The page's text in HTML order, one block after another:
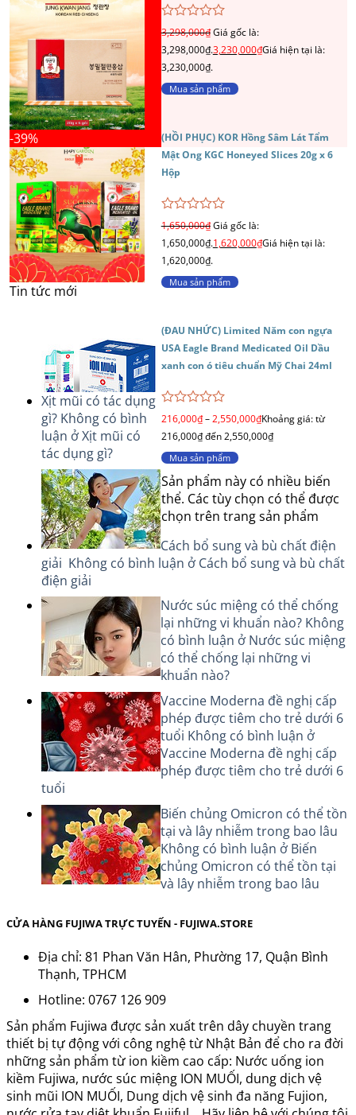
Được
xếp
hạng
0
5
sao
3,298,000₫Giá gốc là:
3,298,000₫.3,230,000₫Giá hiện tại là:
3,230,000₫.
Mua sản phẩm
(HỒI PHỤC) KOR Hồng Sâm Lát Tẩm
Mật Ong KGC Honeyed Slices 20g x 6
Hộp
Được
xếp
hạng
0
sao
1,650,000₫Giá gốc là:
1,650,000₫.1,620,000₫Giá hiện tại là:
1,620,000₫.
Mua sản phẩm
-39%
(ĐAU NHỨC) Limited Năm con ngựa
USA Eagle Brand Medicated Oil Dầu
xanh con ó tiêu chuẩn Mỹ Chai 24ml
Được
xếp
hạng
0
5
sao
216,000₫–2,550,000₫Khoảng giá: từ
216,000₫ đến 2,550,000₫
Mua sản phẩm
Sản phẩm này có nhiều biến
thể. Các tùy chọn có thể được
chọn trên trang sản phẩm
Tin tức mới
Xịt mũi có tác dụng
gì? Không có bình
luận ở Xịt mũi có
tác dụng gì?
Cách bổ sung và bù chất điện
giải Không có bình luận ở Cách bổ sung và bù chất
điện giải
Nước súc miệng có thể chống
lại những vi khuẩn nào? Không
có bình luận ở Nước súc miệng
có thể chống lại những vi
khuẩn nào?
Vaccine Moderna đề nghị cấp
phép được tiêm cho trẻ dưới 6
tuổi Không có bình luận ở
Vaccine Moderna đề nghị cấp
phép được tiêm cho trẻ dưới 6
tuổi
Biến chủng Omicron có thể tồn
tại và lây nhiễm trong bao lâu
Không có bình luận ở Biến
chủng Omicron có thể tồn tại
và lây nhiễm trong bao lâu
CỬA HÀNG FUJIWA TRỰC TUYẾN - FUJIWA.STORE
Địa chỉ: 81 Phan Văn Hân, Phường 17, Quận Bình
Thạnh, TPHCM
Hotline: 0767 126 909
Sản phẩm Fujiwa được sản xuất trên dây chuyền trang
thiết bị tự động với công nghệ từ Nhật Bản để cho ra đời
những sản phẩm từ ion kiềm cao cấp: Nước uống ion
kiềm Fujiwa, nước súc miệng ION MUỐI, dung dịch vệ
sinh mũi ION MUỐI, Dung dịch vệ sinh đa năng Fujion,